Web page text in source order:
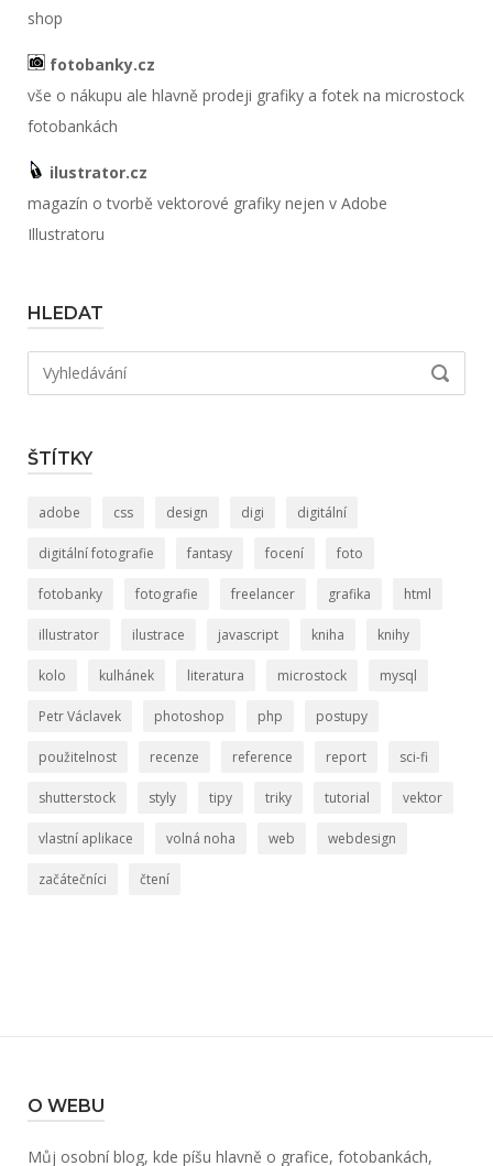
shop
fotobanky.cz
vše o nákupu ale hlavně prodeji grafiky a fotek na microstock
fotobankách
ilustrator.cz
magazín o tvorbě vektorové grafiky nejen v Adobe
Illustratoru
HLEDAT
Hledat:
ŠTÍTKY
adobe css design digi digitální
digitální fotografie fantasy focení foto
fotobanky fotografie freelancer grafika html
illustrator ilustrace javascript kniha knihy
kolo kulhánek literatura microstock mysql
Petr Václavek photoshop php postupy
použitelnost recenze reference report sci-fi
shutterstock styly tipy triky tutorial vektor
vlastní aplikace volná noha web webdesign
začátečníci čtení
O WEBU
Můj osobní blog, kde píšu hlavně o grafice, fotobankách,